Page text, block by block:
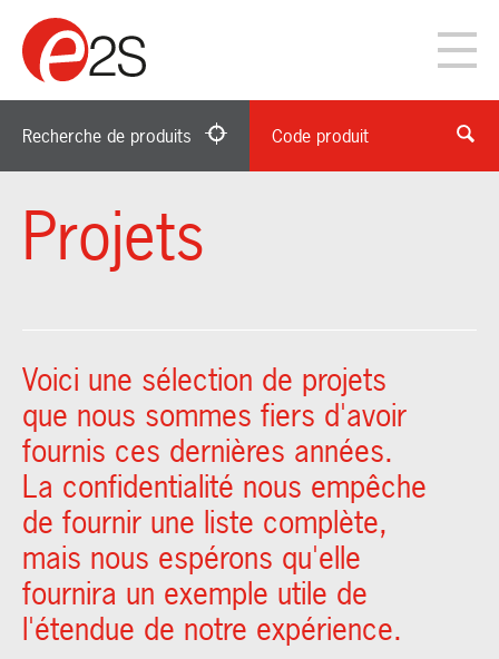
Recherche de produits Code produit
Projets
Voici une sélection de projets
que nous sommes fiers d'avoir
fournis ces dernières années.
La confidentialité nous empêche
de fournir une liste complète,
mais nous espérons qu'elle
fournira un exemple utile de
l'étendue de notre expérience.